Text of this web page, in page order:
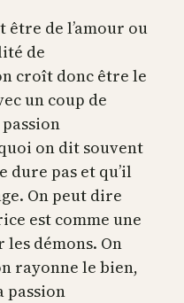
être de l’amour ou
de
croît donc être le
un coup de
on dit souvent
dure pas et qu’il
On peut dire
est comme une
les démons. On
rayonne le bien,
passion